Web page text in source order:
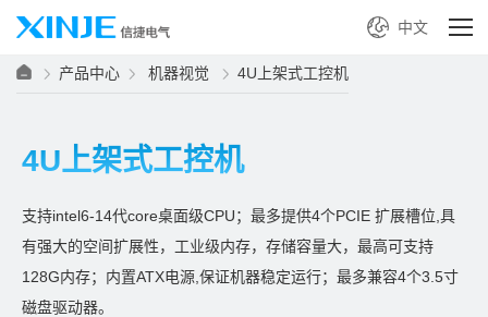
中文
产品中心 机器视觉 4U上架式工控机
4U上架式工控机
支持intel6-14代core桌面级CPU；最多提供4个PCIE 扩展槽位,具
有强大的空间扩展性，工业级内存，存储容量大，最高可支持
128G内存；内置ATX电源,保证机器稳定运行；最多兼容4个3.5寸
磁盘驱动器。